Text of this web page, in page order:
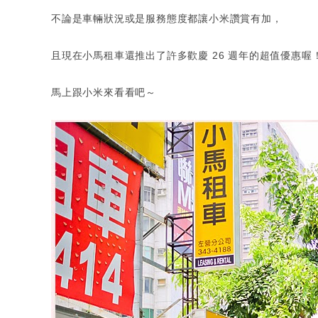
不論是車輛狀況或是服務態度都讓小米讚賞有加，
且現在小馬租車還推出了許多歡慶 26 週年的超值優惠喔
馬上跟小米來看看吧～